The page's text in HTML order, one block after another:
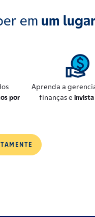
em um
por
Aprenda a
finanças e